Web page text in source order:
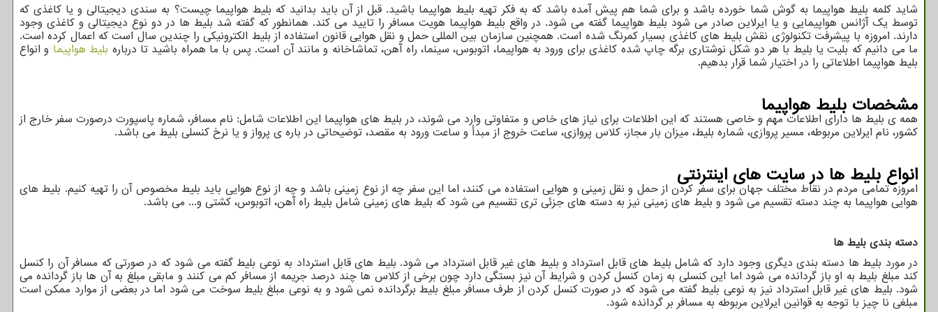
شاید کلمه بلیط هواپیما به گوش شما خورده باشد و برای شما هم پیش آمده باشد که به فکر تهیه بلیط هواپیما باشید. قبل از آن باید بدانید که بلیط هواپیما چیست؟ به سندی دیجیتالی و یا کاغذی که
توسط یک آژانس هواپیمایی و یا ایرلاین صادر می شود بلیط هواپیما گفته می شود. در واقع بلیط هواپیما هویت مسافر را تایید می کند. همانطور که گفته شد بلیط ها در دو نوع دیجیتالی و کاغذی وجود
دارند. امروزه با پیشرفت تکنولوژی نقش بلیط های کاغذی بسیار کمرنگ شده است. همچنین سازمان بین المللی حمل و نقل هوایی قانون استفاده از بلیط الکترونیکی را چندین سال است که اعمال کرده است.
ما می دانیم که بلیت یا بلیط با هر دو شکل نوشتاری برگه چاپ شده کاغذی برای ورود به هواپیما، اتوبوس، سینما، راه آهن، تماشاخانه و مانند آن است. پس با ما همراه باشید تا درباره بلیط هواپیما و انواع
بلیط هواپیما اطلاعاتی را در اختیار شما قرار بدهیم.
مشخصات بلیط هواپیما
همه ی بلیط ها دارای اطلاعات مهم و خاصی هستند که این اطلاعات برای نیاز های خاص و متفاوتی وارد می شوند، در بلیط های هواپیما این اطلاعات شامل: نام مسافر، شماره پاسپورت درصورت سفر خارج از
کشور، نام ایرلاین مربوطه، مسیر پروازی، شماره بلیط، میزان بار مجاز، کلاس پروازی، ساعت خروج از مبدأ و ساعت ورود به مقصد، توضیحاتی در باره ی پرواز و یا نرخ کنسلی بلیط می باشد.
انواع بلیط ها در سایت های اینترنتی
امروزه تمامی مردم در نقاط مختلف جهان برای سفر کردن از حمل و نقل زمینی و هوایی استفاده می کنند، اما این سفر چه از نوع زمینی باشد و چه از نوع هوایی باید بلیط مخصوص آن را تهیه کنیم. بلیط های
هوایی هواپیما به چند دسته تقسیم می شود و بلیط های زمینی نیز به دسته های جزئی تری تقسیم می شود که بلیط های زمینی شامل بلیط راه آهن، اتوبوس، کشتی و... می باشد.
دسته بندی بلیط ها
در مورد بلیط ها دسته بندی دیگری وجود دارد که شامل بلیط های قابل استرداد و بلیط های غیر قابل استرداد می شود. بلیط های قابل استرداد به نوعی بلیط گفته می شود که در صورتی که مسافر آن را کنسل
کند مبلغ بلیط به او باز گردانده می شود اما این کنسلی به زمان کنسل کردن و شرایط آن نیز بستگی دارد چون برخی از کلاس ها چند درصد جریمه از مسافر کم می کنند و مابقی مبلغ به آن ها باز گردانده می
شود. بلیط های غیر قابل استرداد نیز به نوعی بلیط گفته می شود که در صورت کنسل کردن از طرف مسافر مبلغ بلیط برگردانده نمی شود و به نوعی مبلغ بلیط سوخت می شود اما در بعضی از موارد ممکن است
مبلغی نا چیز با توجه به قوانین ایرلاین مربوطه به مسافر بر گردانده شود.